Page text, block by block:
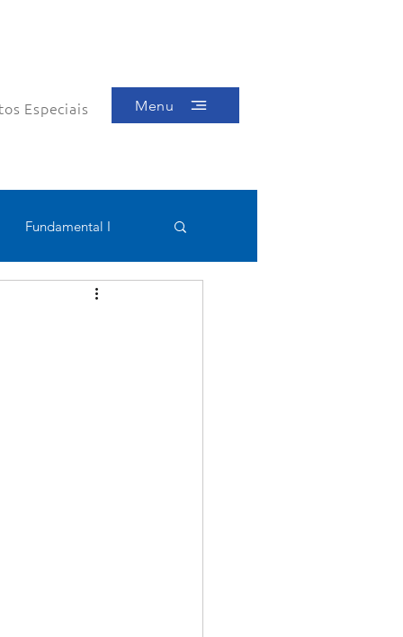
Especiais Menu
Fundamental I